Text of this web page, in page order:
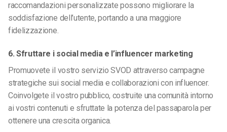
raccomandazioni personalizzate possono migliorare la
soddisfazione dell’utente, portando a una maggiore
fidelizzazione.
6. Sfruttare i social media e l’influencer marketing
Promuovete il vostro servizio SVOD attraverso campagne
strategiche sui social media e collaborazioni con influencer.
Coinvolgete il vostro pubblico, costruite una comunità intorno
ai vostri contenuti e sfruttate la potenza del passaparola per
ottenere una crescita organica.